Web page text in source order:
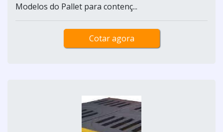
Modelos do Pallet para contenç...
Cotar agora